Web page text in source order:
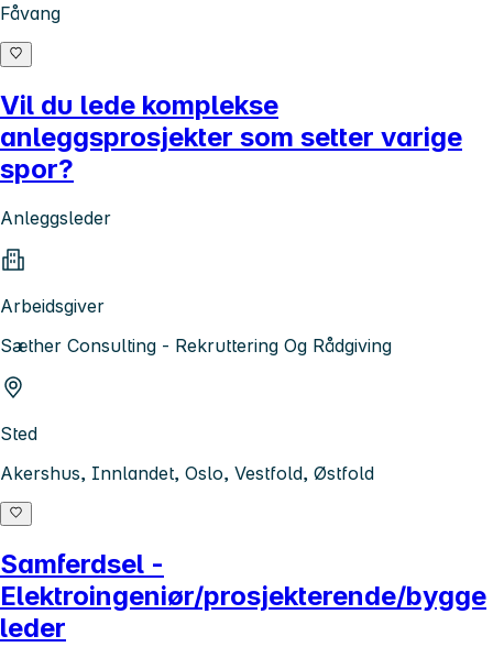
Fåvang
Vil du lede komplekse
anleggsprosjekter som setter varige
spor?
Anleggsleder
Arbeidsgiver
Sæther Consulting - Rekruttering Og Rådgiving
Sted
Akershus, Innlandet, Oslo, Vestfold, Østfold
Samferdsel -
Elektroingeniør/prosjekterende/bygge
leder